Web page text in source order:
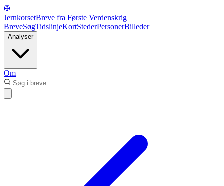
✠
JernkorsetBreve fra Første Verdenskrig
BreveSøgTidslinjeKortStederPersonerBilleder
Analyser
Om